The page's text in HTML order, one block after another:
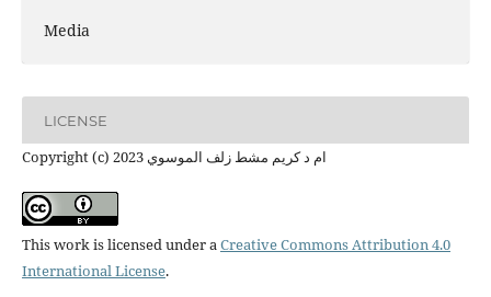
Media
LICENSE
Copyright (c) 2023 ام د كريم مشط زلف الموسوي
This work is licensed under aCreative Commons Attribution 4.0
International License.